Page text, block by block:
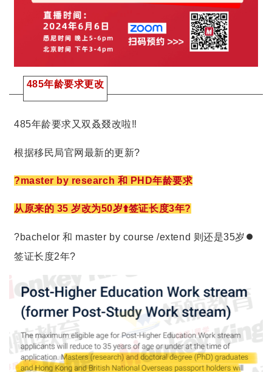
485年龄要求更改
485年龄要求又双叒叕改啦‼️
根据移民局官网最新的更新?
?master by research 和 PHD年龄要求
从原来的 35 岁改为50岁⬆️签证长度3年?
?bachelor 和 master by course /extend 则还是35岁⏺️
签证长度2年?